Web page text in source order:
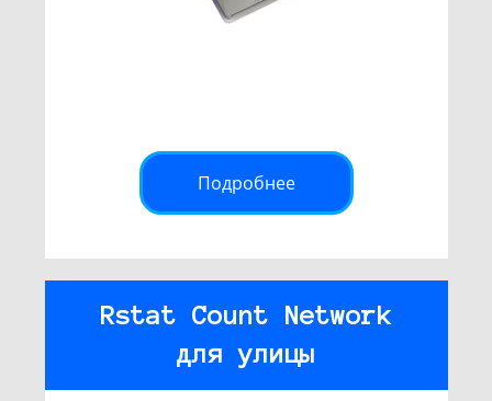
Подробнее
Rstat Count Network
для улицы